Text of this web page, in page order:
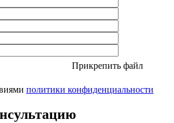
Прикрепить файл
политики конфиденциальности